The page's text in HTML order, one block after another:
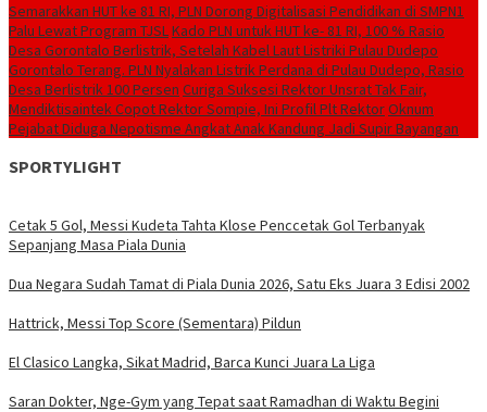
Semarakkan HUT ke 81 RI, PLN Dorong Digitalisasi Pendidikan di SMPN1
Palu Lewat Program TJSLKado PLN untuk HUT ke- 81 RI, 100 % Rasio
Desa Gorontalo Berlistrik, Setelah Kabel Laut Listriki Pulau Dudepo
Gorontalo Terang. PLN Nyalakan Listrik Perdana di Pulau Dudepo, Rasio
Desa Berlistrik 100 Persen Curiga Suksesi Rektor Unsrat Tak Fair,
Mendiktisaintek Copot Rektor Sompie, Ini Profil Plt RektorOknum
Pejabat Diduga Nepotisme Angkat Anak Kandung Jadi Supir Bayangan
SPORTYLIGHT
Cetak 5 Gol, Messi Kudeta Tahta Klose Penccetak Gol Terbanyak
Sepanjang Masa Piala Dunia
Dua Negara Sudah Tamat di Piala Dunia 2026, Satu Eks Juara 3 Edisi 2002
Hattrick, Messi Top Score (Sementara) Pildun
El Clasico Langka, Sikat Madrid, Barca Kunci Juara La Liga
Saran Dokter, Nge-Gym yang Tepat saat Ramadhan di Waktu Begini